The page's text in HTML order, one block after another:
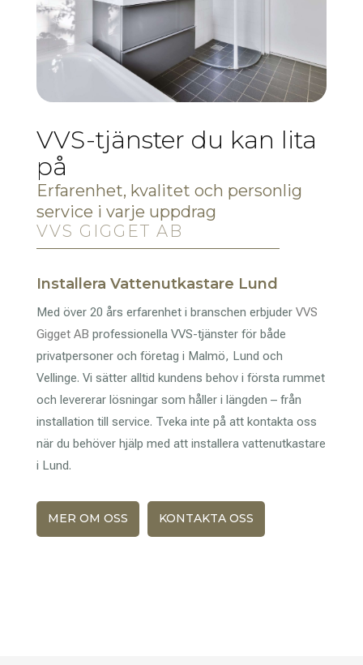
VVS-tjänster du kan lita
på
Erfarenhet, kvalitet och personlig
service i varje uppdrag
VVS GIGGET AB
Installera Vattenutkastare Lund
Med över 20 års erfarenhet i branschen erbjuder VVS
Gigget AB professionella VVS-tjänster för både
privatpersoner och företag i Malmö, Lund och
Vellinge. Vi sätter alltid kundens behov i första rummet
och levererar lösningar som håller i längden – från
installation till service. Tveka inte på att kontakta oss
när du behöver hjälp med att installera vattenutkastare
i Lund.
MER OM OSS KONTAKTA OSS